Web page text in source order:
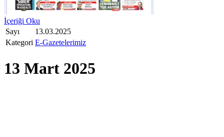
İçeriği Oku
Sayı
13.03.2025
Kategori E-Gazetelerimiz
13 Mart 2025